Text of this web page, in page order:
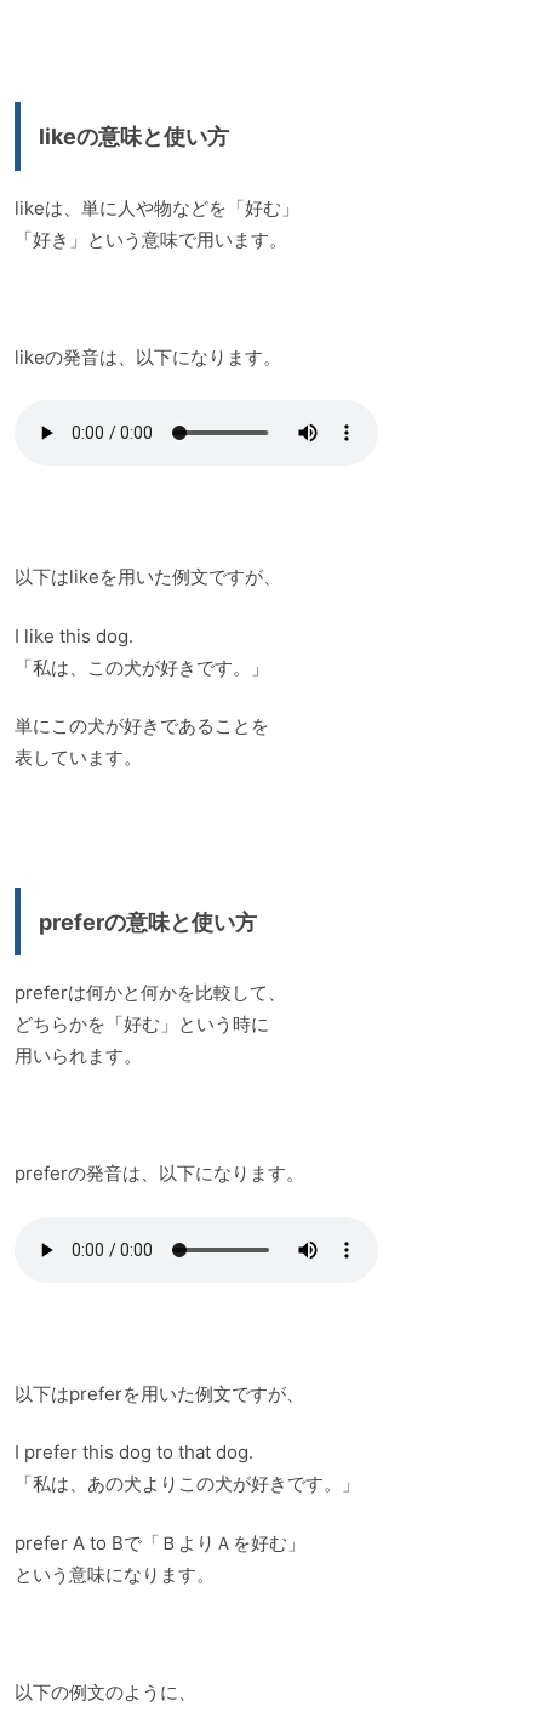
likeの意味と使い方
likeは、単に人や物などを「好む」
「好き」という意味で用います。
likeの発音は、以下になります。
以下はlikeを用いた例文ですが、
I like this dog.
「私は、この犬が好きです。」
単にこの犬が好きであることを
表しています。
preferの意味と使い方
preferは何かと何かを比較して、
どちらかを「好む」という時に
用いられます。
preferの発音は、以下になります。
以下はpreferを用いた例文ですが、
I prefer this dog to that dog.
「私は、あの犬よりこの犬が好きです。」
prefer A to Bで「ＢよりＡを好む」
という意味になります。
以下の例文のように、